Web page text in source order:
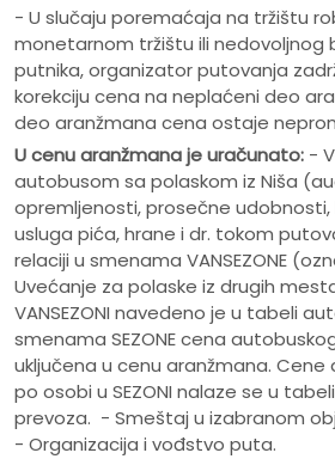
- U slučaju poremaćaja na tržištu
monetarnom tržištu ili nedovoljnog
putnika, organizator putovanja
korekciju cena na neplaćeni deo
deo aranžmana cena ostaje
U cenu aranžmana je uračunato: -
autobusom sa polaskom iz Niša
opremljenosti, prosečne
usluga pića, hrane i dr. tokom
relaciji u smenama VANSEZONE
Uvećanje za polaske iz drugih
VANSEZONI navedeno je u tabeli
smenama SEZONE cena
uključena u cenu aranžmana.
po osobi u SEZONI nalaze se u
prevoza. - Smeštaj u izabranom
- Organizacija i vođstvo puta.